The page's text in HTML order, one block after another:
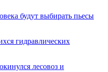
будут выбирать пьесы
гидравлических
лесовоз и